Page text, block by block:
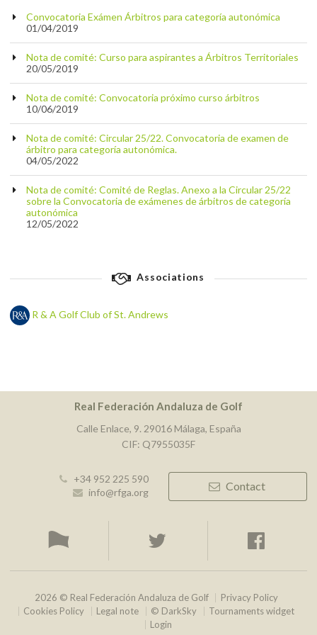
Convocatoria Exámen Árbitros para categoría autonómica
01/04/2019
Nota de comité: Curso para aspirantes a Árbitros Territoriales
20/05/2019
Nota de comité: Convocatoria próximo curso árbitros
10/06/2019
Nota de comité: Circular 25/22. Convocatoria de examen de
árbitro para categoría autonómica.
04/05/2022
Nota de comité: Comité de Reglas. Anexo a la Circular 25/22
sobre la Convocatoria de exámenes de árbitros de categoría
autonómica
12/05/2022
Associations
R & A Golf Club of St. Andrews
Real Federación Andaluza de Golf
Calle Enlace, 9. 29016 Málaga, España
CIF: Q7955035F
+34 952 225 590
info@rfga.org
Contact
2026 © Real Federación Andaluza de Golf
Privacy Policy
Cookies Policy
Legal note © DarkSky
Tournaments widget
Login